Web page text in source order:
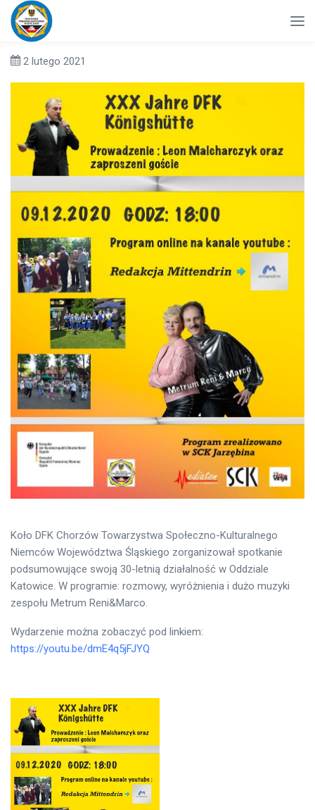
2 lutego 2021
Koło DFK Chorzów Towarzystwa Społeczno-Kulturalnego
Niemców Województwa Śląskiego zorganizował spotkanie
podsumowujące swoją 30-letnią działalność w Oddziale
Katowice. W programie: rozmowy, wyróżnienia i dużo muzyki
zespołu Metrum Reni&Marco.
Wydarzenie można zobaczyć pod linkiem:
https://youtu.be/dmE4q5jFJYQ